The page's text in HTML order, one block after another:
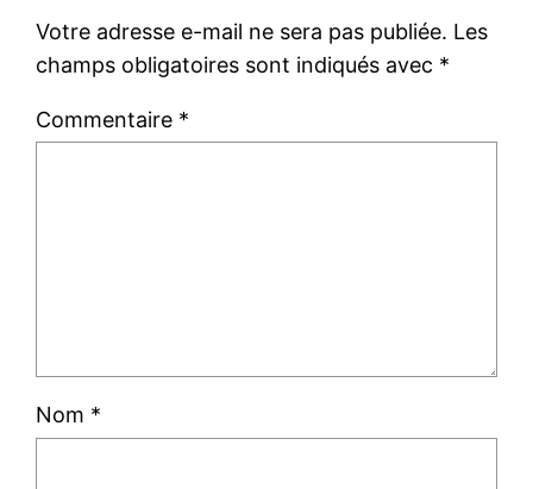
Votre adresse e-mail ne sera pas publiée. Les
champs obligatoires sont indiqués avec *
Commentaire *
Nom *